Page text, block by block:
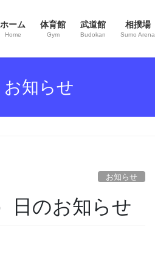
ホーム
Home
体育館
Gym
武道館
Budokan
相撲場
Sumo Arena
お知らせ
お知らせ
日のお知らせ